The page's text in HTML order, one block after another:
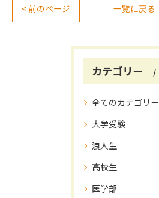
< 前のページ 一覧に戻る
カテゴリー
全てのカテゴリー
大学受験
浪人生
高校生
医学部